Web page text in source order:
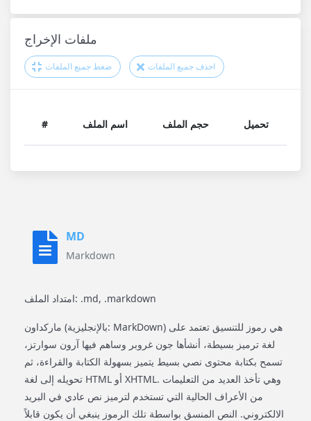
ملفات الإخراج
ضغط جميع الملفات احذف جميع الملفات
# اسم الملف حجم الملف تحميل
MD
Markdown
امتداد الملف: .md, .markdown
ماركداون (بالإنجليزية: MarkDown) هي رموز للتنسيق تعتمد على
لغة ترميز بسيطة، أنشأها جون غروبر وساهم فيها آرون سوارتز،
تسمح بكتابة محتوى نصي بسيط يتميز بسهولة الكتابة والقراءة، ثم
تحويله إلى لغة HTML أو XHTML. وهي تأخذ العديد من التعليمات
من الأعراف الحالية التي تستخدم لترميز نص عادي في البريد
الالكتروني. النص المنسق بواسطة تلك الرموز ينبغي أن يكون قابلاً